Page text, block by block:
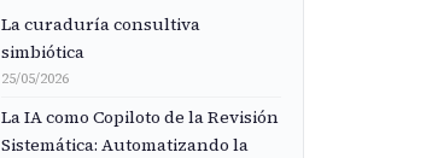
La curaduría consultiva
simbiótica
25/05/2026
La IA como Copiloto de la Revisión
Sistemática: Automatizando la